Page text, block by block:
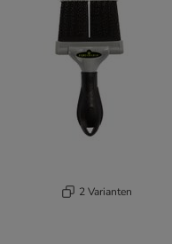
2 Varianten